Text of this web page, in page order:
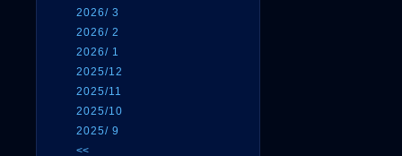
2026/ 3
2026/ 2
2026/ 1
2025/12
2025/11
2025/10
2025/ 9
<<